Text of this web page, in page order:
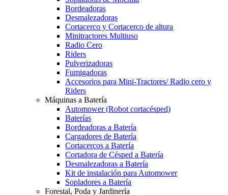
Bordeadoras
Desmalezadoras
Cortacerco y Cortacerco de altura
Minitractores Multiuso
Radio Cero
Riders
Pulverizadoras
Fumigadoras
Accesorios para Mini-Tractores/ Radio cero y
Riders
Máquinas a Batería
Automower (Robot cortacésped)
Baterías
Bordeadoras a Batería
Cargadores de Batería
Cortacercos a Batería
Cortadora de Césped a Batería
Desmalezadoras a Batería
Kit de instalación para Automower
Sopladores a Batería
Forestal, Poda y Jardinería